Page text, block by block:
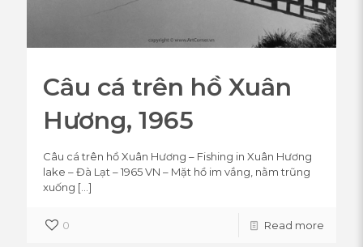
Câu cá trên hồ Xuân
Hương, 1965
Câu cá trên hồ Xuân Hương – Fishing in Xuân Hương
lake – Đà Lạt – 1965 VN – Mặt hồ im vắng, nằm trũng
xuống […]
0 Read more